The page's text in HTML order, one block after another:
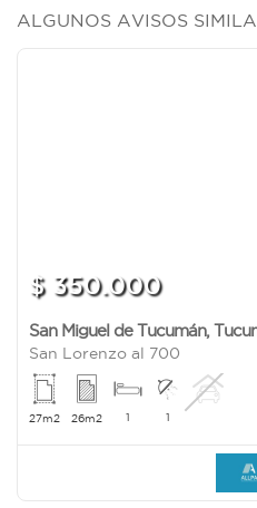
ALGUNOS AVISOS
$ 350.000
San Miguel de Tucumán,
San Lorenzo al 700
27m2 26m2 1 1